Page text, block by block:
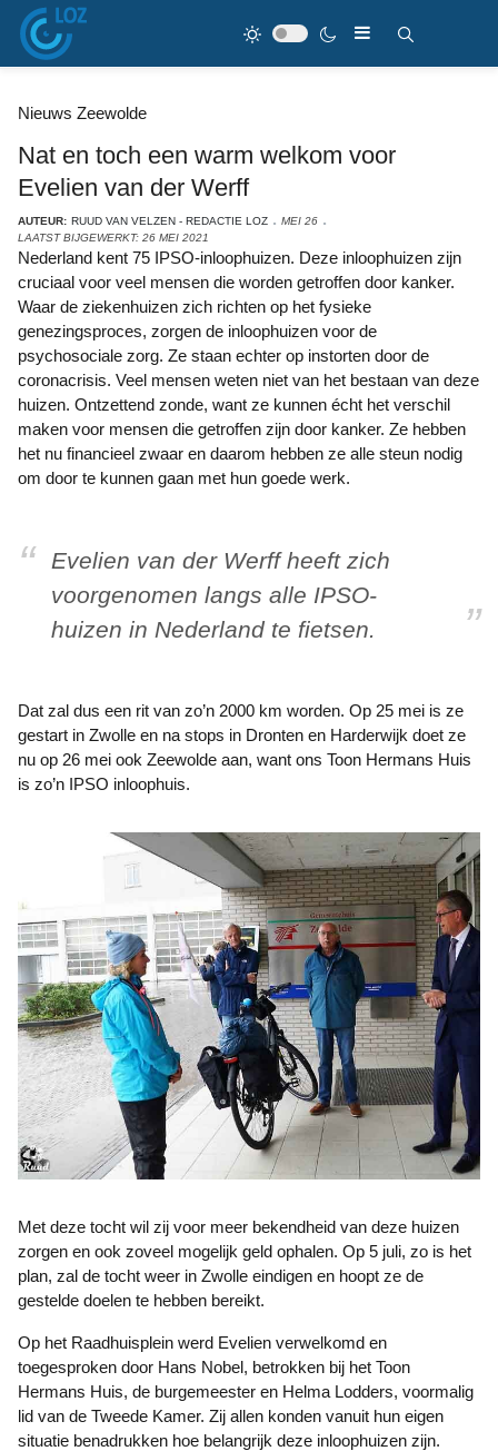
Nieuws Zeewolde
Nat en toch een warm welkom voor
Evelien van der Werff
AUTEUR: RUUD VAN VELZEN - REDACTIE LOZ
MEI 26
LAATST BIJGEWERKT: 26 MEI 2021
Nederland kent 75 IPSO-inloophuizen. Deze inloophuizen zijn
cruciaal voor veel mensen die worden getroffen door kanker.
Waar de ziekenhuizen zich richten op het fysieke
genezingsproces, zorgen de inloophuizen voor de
psychosociale zorg. Ze staan echter op instorten door de
coronacrisis. Veel mensen weten niet van het bestaan van deze
huizen. Ontzettend zonde, want ze kunnen écht het verschil
maken voor mensen die getroffen zijn door kanker. Ze hebben
het nu financieel zwaar en daarom hebben ze alle steun nodig
om door te kunnen gaan met hun goede werk.
Evelien van der Werff heeft zich
voorgenomen langs alle IPSO-
huizen in Nederland te fietsen.
Dat zal dus een rit van zo’n 2000 km worden. Op 25 mei is ze
gestart in Zwolle en na stops in Dronten en Harderwijk doet ze
nu op 26 mei ook Zeewolde aan, want ons Toon Hermans Huis
is zo’n IPSO inloophuis.
Met deze tocht wil zij voor meer bekendheid van deze huizen
zorgen en ook zoveel mogelijk geld ophalen. Op 5 juli, zo is het
plan, zal de tocht weer in Zwolle eindigen en hoopt ze de
gestelde doelen te hebben bereikt.
Op het Raadhuisplein werd Evelien verwelkomd en
toegesproken door Hans Nobel, betrokken bij het Toon
Hermans Huis, de burgemeester en Helma Lodders, voormalig
lid van de Tweede Kamer. Zij allen konden vanuit hun eigen
situatie benadrukken hoe belangrijk deze inloophuizen zijn.